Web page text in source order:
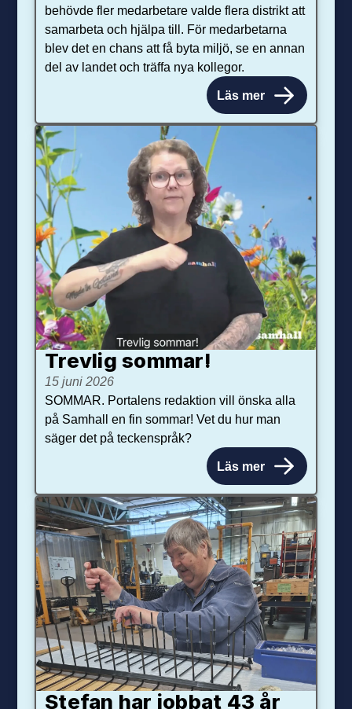
behövde fler medarbetare valde flera distrikt att
samarbeta och hjälpa till. För medarbetarna
blev det en chans att få byta miljö, se en annan
del av landet och träffa nya kollegor.
Läs mer
Trevlig sommar!
15 juni 2026
SOMMAR. Portalens redaktion vill önska alla
på Samhall en fin sommar! Vet du hur man
säger det på teckenspråk?
Läs mer
Stefan har jobbat 43 år